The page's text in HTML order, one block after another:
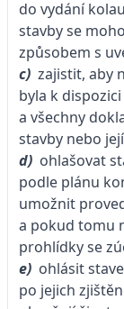
do vydání
stavby se
způsobem s
c) zajistit, aby
byla k
a všechny
stavby nebo
d) ohlašovat
podle plánu
umožnit
a pokud tomu
prohlídky se
e) ohlásit
po jejich